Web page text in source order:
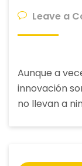
Leave a
Aunque a
innovación
no llevan a